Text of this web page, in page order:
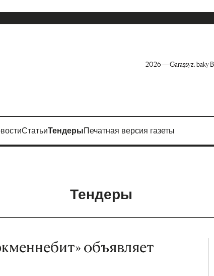
2026 — Garaşsyz, baky
СтатьиТендерыПечатная версия газеты
Тендеры
объявляет